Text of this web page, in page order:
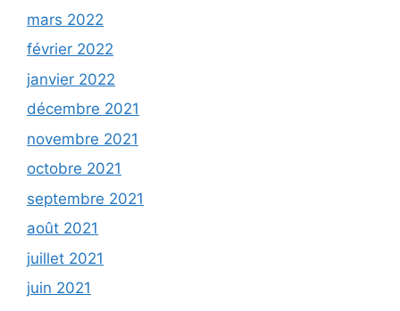
mars 2022
février 2022
janvier 2022
décembre 2021
novembre 2021
octobre 2021
septembre 2021
août 2021
juillet 2021
juin 2021